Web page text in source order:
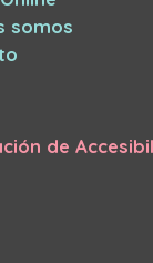
somos
de